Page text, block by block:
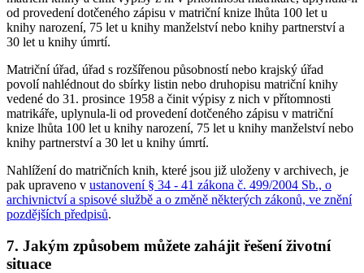
od provedení dotčeného zápisu v matriční knize lhůta 100 let u
knihy narození, 75 let u knihy manželství nebo knihy partnerství a
30 let u knihy úmrtí.
Matriční úřad, úřad s rozšířenou působností nebo krajský úřad
povolí nahlédnout do sbírky listin nebo druhopisu matriční knihy
vedené do 31. prosince 1958 a činit výpisy z nich v přítomnosti
matrikáře, uplynula-li od provedení dotčeného zápisu v matriční
knize lhůta 100 let u knihy narození, 75 let u knihy manželství nebo
knihy partnerství a 30 let u knihy úmrtí.
Nahlížení do matričních knih, které jsou již uloženy v archivech, je
pak upraveno v ustanovení § 34 - 41 zákona č. 499/2004 Sb., o
archivnictví a spisové službě a o změně některých zákonů, ve znění
pozdějších předpisů.
7. Jakým způsobem můžete zahájit řešení životní
situace